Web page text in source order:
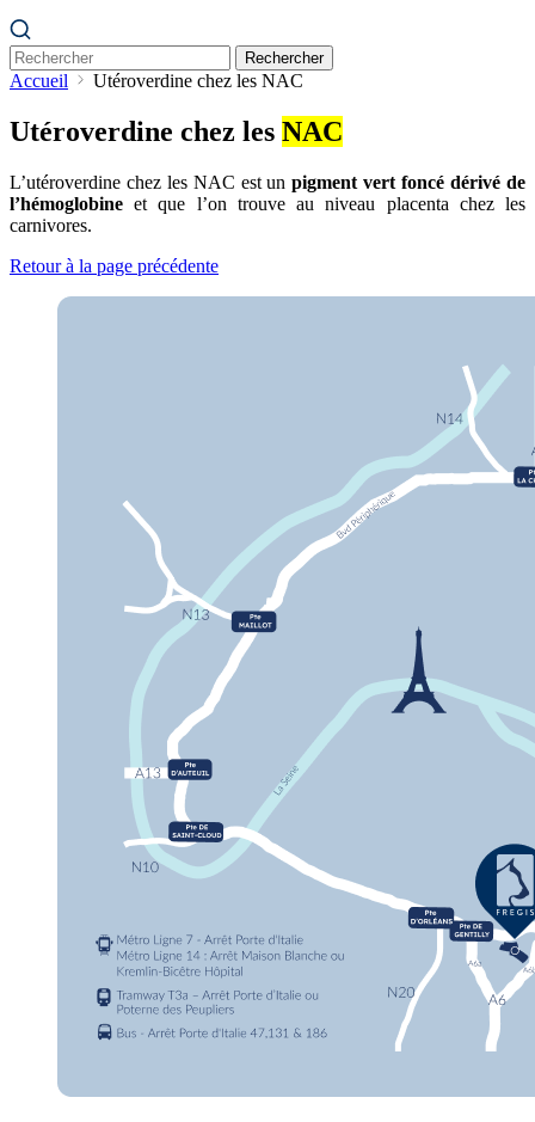
Rechercher
Accueil Utéroverdine chez les NAC
Utéroverdine chez les NAC
L’utéroverdine chez les NAC est un pigment vert foncé dérivé de
l’hémoglobine et que l’on trouve au niveau placenta chez les
carnivores.
Retour à la page précédente